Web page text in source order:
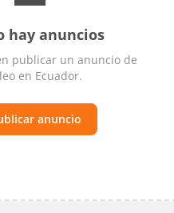
hay anuncios
publicar un anuncio de
en Ecuador.
anuncio